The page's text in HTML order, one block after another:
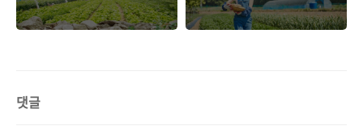
[신규등록, 관외경작
농업인]
건[공익직불제, 농업
직불금, 승계자 등]
댓글